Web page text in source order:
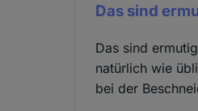
Das sind
Das sind
natürlich wie
bei der